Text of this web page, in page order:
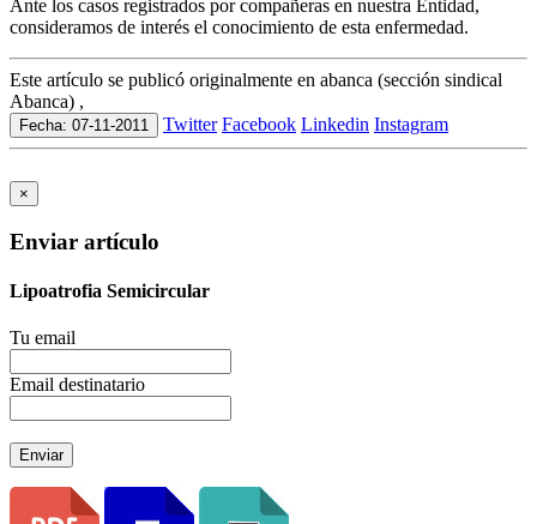
Ante los casos registrados por compañeras en nuestra Entidad,
consideramos de interés el conocimiento de esta enfermedad.
Este artículo se publicó originalmente en abanca (sección sindical
Abanca) ,
Fecha: 07-11-2011 Twitter Facebook Linkedin Instagram
×
Enviar artículo
Lipoatrofia Semicircular
Tu email
Email destinatario
Enviar